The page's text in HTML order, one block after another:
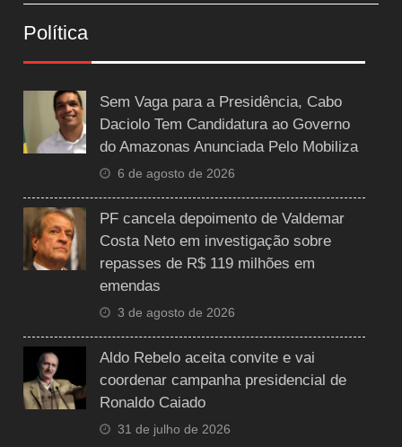
Política
Sem Vaga para a Presidência, Cabo
Daciolo Tem Candidatura ao Governo
do Amazonas Anunciada Pelo Mobiliza
6 de agosto de 2026
PF cancela depoimento de Valdemar
Costa Neto em investigação sobre
repasses de R$ 119 milhões em
emendas
3 de agosto de 2026
Aldo Rebelo aceita convite e vai
coordenar campanha presidencial de
Ronaldo Caiado
31 de julho de 2026